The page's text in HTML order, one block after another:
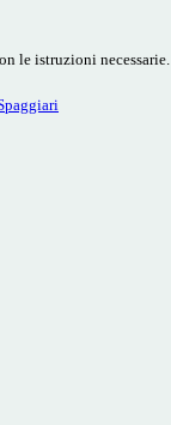
le istruzioni necessarie.